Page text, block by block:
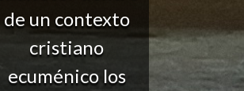
de un contexto
cristiano
ecuménico los